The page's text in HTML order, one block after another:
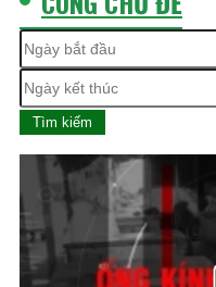
Tìm kiếm